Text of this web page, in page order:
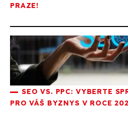
PRAZE!
SEO VS. PPC: VYBERTE
PRO VÁŠ BYZNYS V ROCE